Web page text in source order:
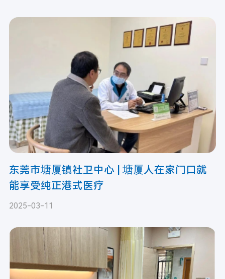
东莞市塘厦镇社卫中心 | 塘厦人在家门口就
能享受纯正港式医疗
2025-03-11